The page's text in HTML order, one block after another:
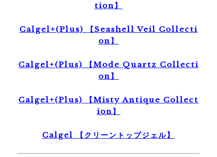
tion】
Calgel+(Plus) 【Seashell Veil Collecti
on】
Calgel+(Plus) 【Mode Quartz Collecti
on】
Calgel+(Plus) 【Misty Antique Collect
ion】
Calgel 【クリーントップジェル】